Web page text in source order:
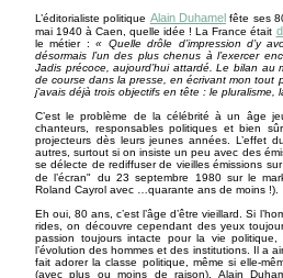
L’éditorialiste politique Alain Duhamel fête ses
mai 1940 à Caen, quelle idée ! La France était
le métier :« Quelle drôle d’impression d’y
désormais l’un des plus chenus à l’exercer
Jadis précoce, aujourd’hui attardé. Le bilan
de course dans la presse, en écrivant mon
j’avais déjà trois objectifs en tête : le pluralisme,
C’est le problème de la célébrité à un âge
chanteurs, responsables politiques et bien
projecteurs dès leurs jeunes années. L’effet
autres, surtout si on insiste un peu avec des
se délecte de rediffuser de vieilles émissions
de l’écran" du 23 septembre 1980 sur le
Roland Cayrol avec …quarante ans de moins !).
Eh oui, 80 ans, c’est l’âge d’être vieillard. Si
rides, on découvre cependant des yeux
passion toujours intacte pour la vie politique,
l’évolution des hommes et des institutions. Il a
fait adorer la classe politique, même si elle-
(avec plus ou moins de raison). Alain